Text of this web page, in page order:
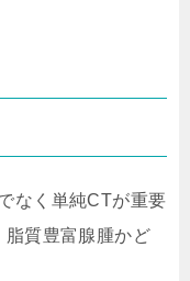
なく単純CTが重要
質豊富腺腫かど